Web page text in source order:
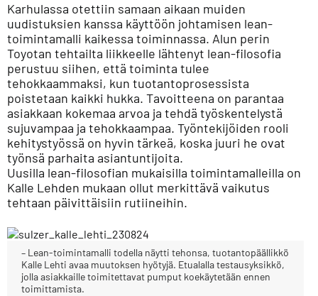
Karhulassa otettiin samaan aikaan muiden
uudistuksien kanssa käyttöön johtamisen lean-
toimintamalli kaikessa toiminnassa. Alun perin
Toyotan tehtailta liikkeelle lähtenyt lean-filosofia
perustuu siihen, että toiminta tulee
tehokkaammaksi, kun tuotantoprosessista
poistetaan kaikki hukka. Tavoitteena on parantaa
asiakkaan kokemaa arvoa ja tehdä työskentelystä
sujuvampaa ja tehokkaampaa. Työntekijöiden rooli
kehitystyössä on hyvin tärkeä, koska juuri he ovat
työnsä parhaita asiantuntijoita.
Uusilla lean-filosofian mukaisilla toimintamalleilla on
Kalle Lehden mukaan ollut merkittävä vaikutus
tehtaan päivittäisiin rutiineihin.
– Lean-toimintamalli todella näytti tehonsa, tuotantopäällikkö
Kalle Lehti avaa muutoksen hyötyjä. Etualalla testausyksikkö,
jolla asiakkaille toimitettavat pumput koekäytetään ennen
toimittamista.